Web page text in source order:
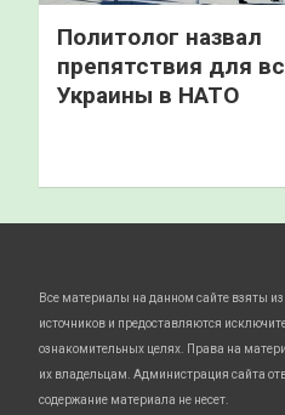
Политолог назвал
препятствия для
Украины в НАТО
Все материалы на данном сайте взяты
источников и предоставляются
ознакомительных целях. Права на
их владельцам. Администрация сайта
содержание материала не несет.